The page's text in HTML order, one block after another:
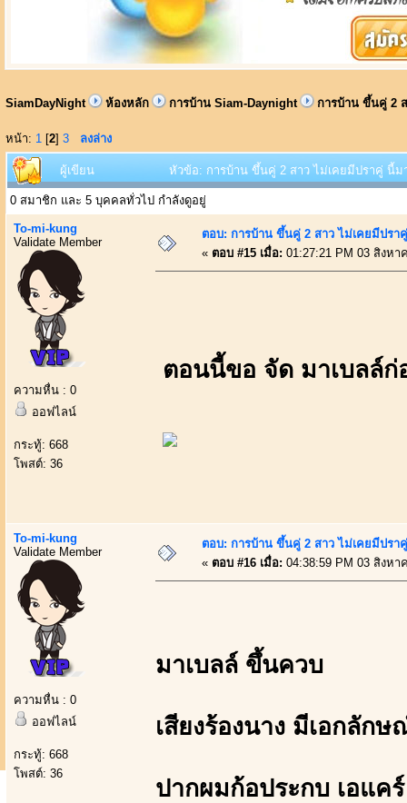
SiamDayNight ห้องหลัก การบ้าน Siam-Daynight การบ้าน ขึ้นคู่ 2
หน้า: 1 [2] 3 ลงล่าง
ผู้เขียน หัวข้อ: การบ้าน ขึ้นคู่ 2 สาว ไม่เคยมีปราคู่ นี้
0 สมาชิก และ 5 บุคคลทั่วไป กำลังดูอยู่
To-mi-kung
Validate Member
ความหื่น : 0
ออฟไลน์
กระทู้: 668
โพสต์: 36
ตอบ: การบ้าน ขึ้นคู่ 2 สาว ไม่เคยมีปร
« ตอบ #15 เมื่อ: 01:27:21 PM 03 สิงหา
ตอนนี้ขอ จัด มาเบลล์ก่
To-mi-kung
Validate Member
ความหื่น : 0
ออฟไลน์
กระทู้: 668
โพสต์: 36
ตอบ: การบ้าน ขึ้นคู่ 2 สาว ไม่เคยมีปร
« ตอบ #16 เมื่อ: 04:38:59 PM 03 สิงหา
มาเบลล์ ขึ้นควบ
เสียงร้องนาง มีเอกลัก
ปากผมก้อประกบ เอแค